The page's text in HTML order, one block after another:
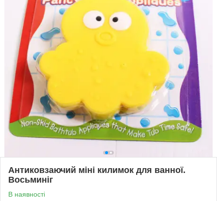
Антиковзаючий міні килимок для ванної.
Восьминіг
В наявності